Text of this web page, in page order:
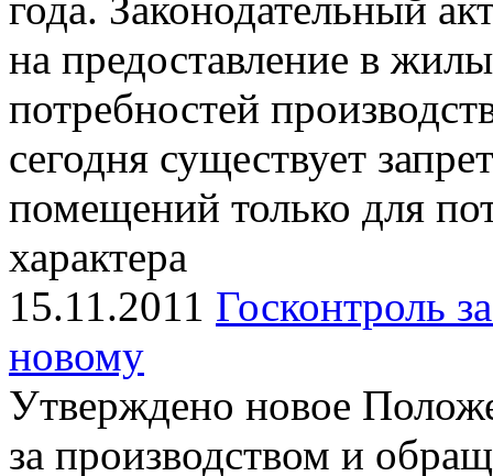
на предоставление в
потребностей
сегодня существует
помещений только для
характера
15.11.2011 Госконтроль
новому
Утверждено новое
за производством и